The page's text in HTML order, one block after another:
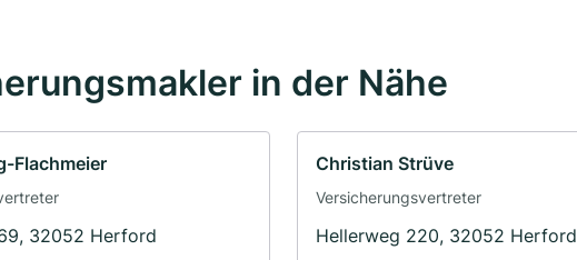
in der Nähe
Flachmeier
32052 Herford
Christian Strüve
Versicherungsvertreter
Hellerweg 220, 32052 Herford